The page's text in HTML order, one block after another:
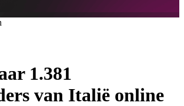
1.381
van Italië online